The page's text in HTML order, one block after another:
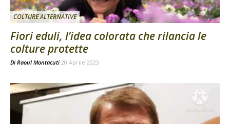
COLTURE ALTERNATIVE
Fiori eduli, l’idea colorata che rilancia le
colture protette
Di Raoul Montacuti 20 Aprile 2023